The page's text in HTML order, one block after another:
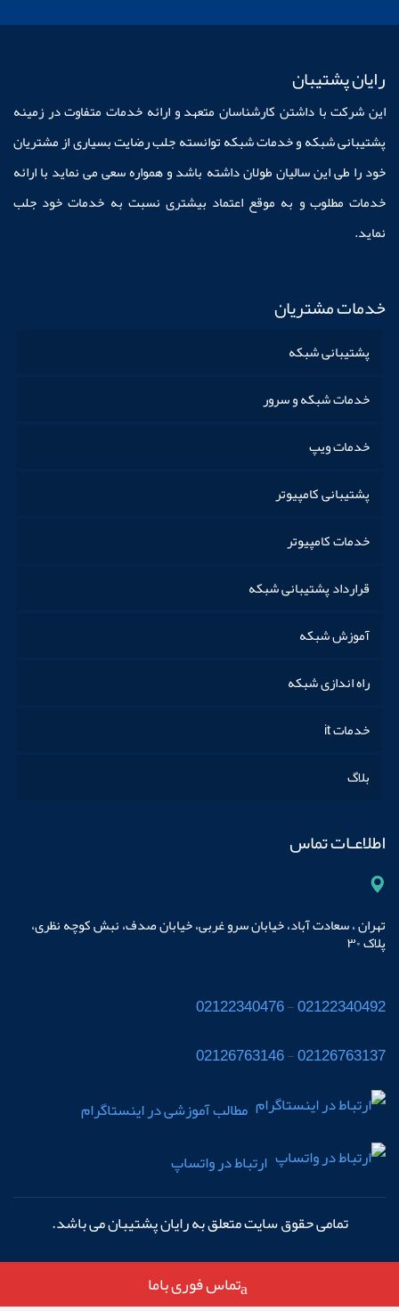
رایان پشتیبان
این شرکت با داشتن کارشناسان متعهد و ارائه خدمات متفاوت در زمینه
پشتیبانی شبکه و خدمات شبکه توانسته جلب رضایت بسیاری از مشتریان
خود را طی این سالیان طولان داشته باشد و همواره سعی می نماید با ارائه
خدمات مطلوب و به موقع اعتماد بیشتری نسبت به خدمات خود جلب
نماید.
خدمات مشتریان
پشتیبانی شبکه
خدمات شبکه و سرور
خدمات ویپ
پشتیبانی کامپیوتر
خدمات کامپیوتر
قرارداد پشتیبانی شبکه
آموزش شبکه
راه اندازی شبکه
خدمات it
بلاگ
اطلاعـات تماس
تهران ، سعادت آباد، خیابان سرو غربی، خیابان صدف، نبش کوچه نظری،
پلاک ٣٠
02122340492
-
02122340476
02126763137
-
02126763146
مطالب آموزشی در اینستاگرام
ارتباط در واتساپ
تمامی حقوق سایت متعلق به رایان پشتیبانمی باشد.
تماس فوری باما